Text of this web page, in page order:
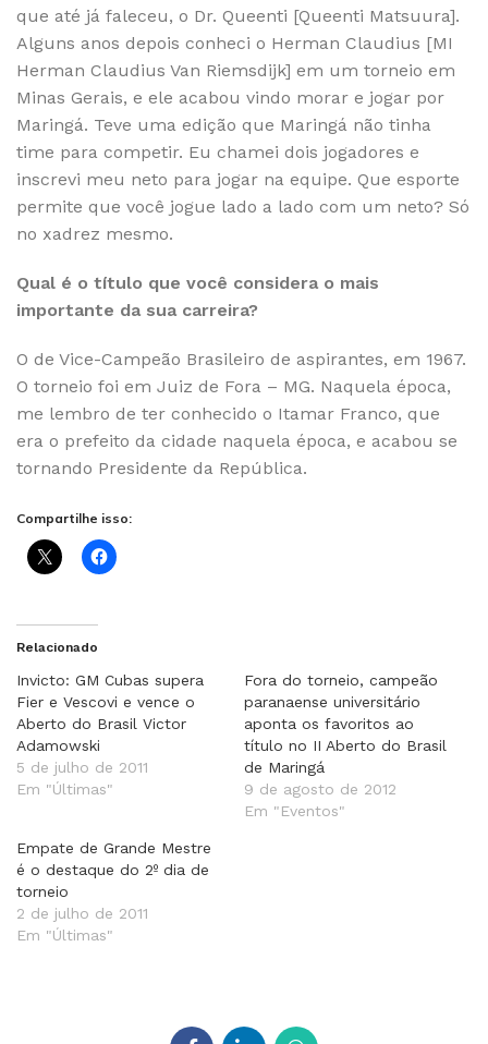
que até já faleceu, o Dr. Queenti [Queenti Matsuura].
Alguns anos depois conheci o Herman Claudius [MI
Herman Claudius Van Riemsdijk] em um torneio em
Minas Gerais, e ele acabou vindo morar e jogar por
Maringá. Teve uma edição que Maringá não tinha
time para competir. Eu chamei dois jogadores e
inscrevi meu neto para jogar na equipe. Que esporte
permite que você jogue lado a lado com um neto? Só
no xadrez mesmo.
Qual é o título que você considera o mais
importante da sua carreira?
O de Vice-Campeão Brasileiro de aspirantes, em 1967.
O torneio foi em Juiz de Fora – MG. Naquela época,
me lembro de ter conhecido o Itamar Franco, que
era o prefeito da cidade naquela época, e acabou se
tornando Presidente da República.
Compartilhe isso:
Relacionado
Invicto: GM Cubas supera
Fier e Vescovi e vence o
Aberto do Brasil Victor
Adamowski
5 de julho de 2011
Em "Últimas"
Fora do torneio, campeão
paranaense universitário
aponta os favoritos ao
título no II Aberto do Brasil
de Maringá
9 de agosto de 2012
Em "Eventos"
Empate de Grande Mestre
é o destaque do 2º dia de
torneio
2 de julho de 2011
Em "Últimas"